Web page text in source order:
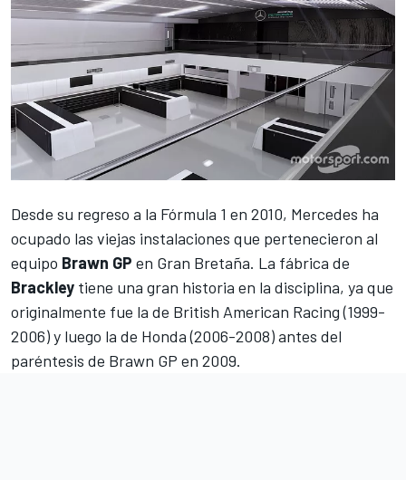
Desde su regreso a la Fórmula 1 en 2010, Mercedes ha
ocupado las viejas instalaciones que pertenecieron al
equipo Brawn GP en Gran Bretaña. La fábrica de
Brackley tiene una gran historia en la disciplina, ya que
originalmente fue la de British American Racing (1999-
2006) y luego la de Honda (2006-2008) antes del
paréntesis de Brawn GP en 2009.